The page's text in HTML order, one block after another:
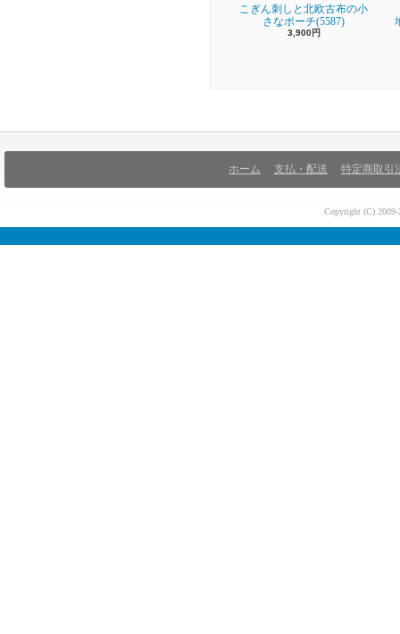
こぎん刺しと北欧古布の小
さなポーチ(5587)
3,900円
ホーム 支払・配送 特定商取引
Copyright (C)